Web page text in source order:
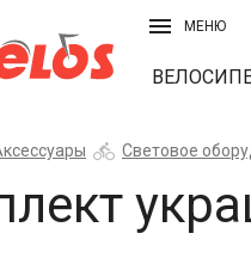
МЕНЮ
Световое